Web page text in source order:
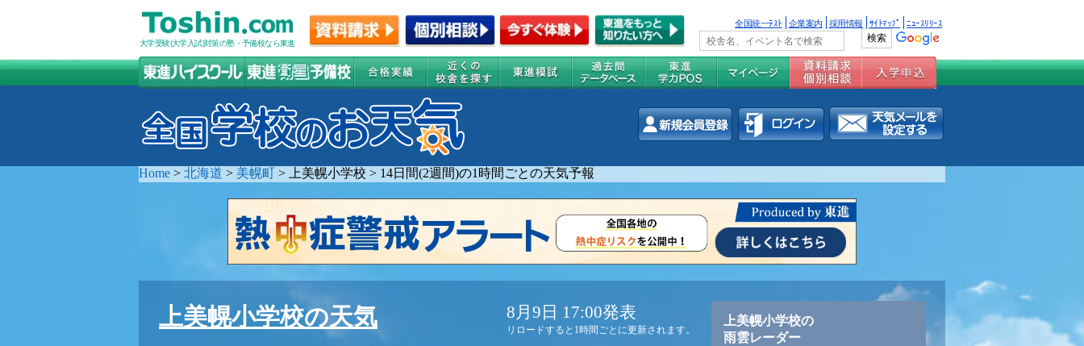
大学受験(大学入試)対策の塾・予備校なら東進
全国統一ﾃｽﾄ 企業案内 採用情報 ｻｲﾄﾏｯﾌﾟ ﾆｭｰｽﾘﾘｰｽ
Home > 北海道 > 美幌町 > 上美幌小学校 > 14日間(2週間)の1時間ごとの天気予報
上美幌小学校の天気 8月9日 17:00発表
リロードすると1時間ごとに更新されます。
上美幌小学校の
雨雲レーダー